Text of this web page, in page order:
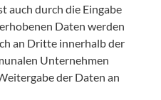
auch durch die Eingabe
Daten werden
an Dritte innerhalb der
Unternehmen
der Daten an